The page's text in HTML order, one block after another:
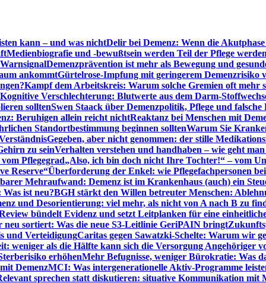
kann – und was nichtDelir bei Demenz: Wenn die
Medienbiografie und -bewußtsein werden Teil der Pflege werden
Demenzprävention ist mehr als Bewegung und
ankommtGürtelrose-Impfung mit geringerem Demenzrisiko
Kampf dem Arbeitskreis: Warum solche Gremien oft mehr
Kognitive Verschlechterung: Blutwerte aus dem Darm-
solltenSwen Staack über Demenzpolitik, Pflege und falsche
Beruhigen allein reicht nichtReaktanz bei Menschen mit
Standortbestimmung beginnen solltenWarum Sie
Gegeben, aber nicht genommen: der stille
zu seinVerhalten verstehen und handhaben – wie geht
Pflegegrad„Also, ich bin doch nicht Ihre Tochter!“ – vom
Reserve“Überforderung der Enkel: wie Pflegefachpersonen
Mehraufwand: Demenz ist im Krankenhaus (auch) ein
ist neu?BGH stärkt den Willen betreuter Menschen:
und Desorientierung: viel mehr, als nicht von A nach B zu
bündelt Evidenz und setzt Leitplanken für eine
neu sortiert: Was die neue S3-Leitlinie GeriPAIN bringt
und VerteidigungCaritas gegen Sawatzki-Schelte: Warum wir
weniger als die Hälfte kann sich die Versorgung Angehöriger
erhöhenMehr Befugnisse, weniger Bürokratie: Was
DemenzMCI: Was intergenerationelle Aktiv-Programme
sprechen statt diskutieren: situative Kommunikation mit